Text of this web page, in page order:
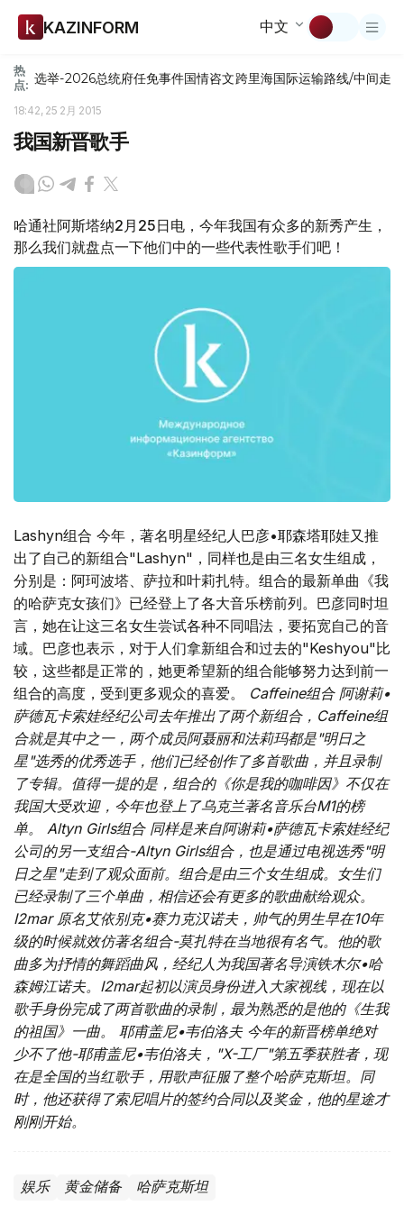
KAZINFORM 中文
热
点: 选举-2026总统府任免事件国情咨文跨里海国际运输路线/中间走廊
18:42, 25 2月 2015
我国新晋歌手
哈通社阿斯塔纳2月25日电，今年我国有众多的新秀产生，
那么我们就盘点一下他们中的一些代表性歌手们吧！
Lashyn组合 今年，著名明星经纪人巴彦•耶森塔耶娃又推
出了自己的新组合"Lashyn"，同样也是由三名女生组成，
分别是：阿珂波塔、萨拉和叶莉扎特。组合的最新单曲《我
的哈萨克女孩们》已经登上了各大音乐榜前列。巴彦同时坦
言，她在让这三名女生尝试各种不同唱法，要拓宽自己的音
域。巴彦也表示，对于人们拿新组合和过去的"Keshyou"比
较，这些都是正常的，她更希望新的组合能够努力达到前一
组合的高度，受到更多观众的喜爱。 Caffeine组合 阿谢莉•
萨德瓦卡索娃经纪公司去年推出了两个新组合，Caffeine组
合就是其中之一，两个成员阿聂丽和法莉玛都是"明日之
星"选秀的优秀选手，他们已经创作了多首歌曲，并且录制
了专辑。值得一提的是，组合的《你是我的咖啡因》不仅在
我国大受欢迎，今年也登上了乌克兰著名音乐台M1的榜
单。 Altyn Girls组合 同样是来自阿谢莉•萨德瓦卡索娃经纪
公司的另一支组合-Altyn Girls组合，也是通过电视选秀"明
日之星"走到了观众面前。组合是由三个女生组成。女生们
已经录制了三个单曲，相信还会有更多的歌曲献给观众。
I2mar 原名艾依别克•赛力克汉诺夫，帅气的男生早在10年
级的时候就效仿著名组合-莫扎特在当地很有名气。他的歌
曲多为抒情的舞蹈曲风，经纪人为我国著名导演铁木尔•哈
森姆江诺夫。I2mar起初以演员身份进入大家视线，现在以
歌手身份完成了两首歌曲的录制，最为熟悉的是他的《生我
的祖国》一曲。 耶甫盖尼•韦伯洛夫 今年的新晋榜单绝对
少不了他-耶甫盖尼•韦伯洛夫，"X-工厂"第五季获胜者，现
在是全国的当红歌手，用歌声征服了整个哈萨克斯坦。同
时，他还获得了索尼唱片的签约合同以及奖金，他的星途才
刚刚开始。
娱乐 黄金储备 哈萨克斯坦